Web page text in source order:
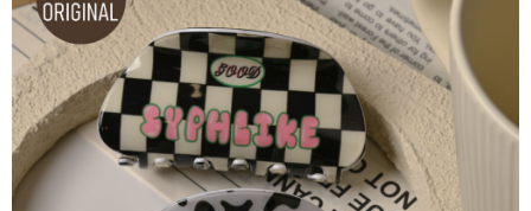
權轉讓予恩沛科技股份有限公司。
２．關於個人資料處理事宜，請瀏覽以下網址：
https://aftee.tw/terms/#terms3
３．未成年的使用者請事先徵得法定代理人或監護人之同意方可使用
「AFTEE先享後付」，若未經同意申辦者引起之損失，本公司不負相關責
任。
４．使用「AFTEE先享後付」時，將依據個別帳號之用戶狀況，依本公司即
時審查核予不同之上限額度；若仍有額度不足之情形，本公司將視審查結果
請求用戶進行身份認證。
５．嚴禁一人註冊多個帳號或使用他人資訊註冊。若發現惡意使用之情形，
付款後7-11取貨
每筆NT$65，滿NT$490(含以上)免運費
宅配(本島)
每筆NT$100，滿NT$790(含以上)免運費
付款後寶雅門市自取(由倉庫統一出貨)
每筆NT$80，滿NT$290(含以上)免運費